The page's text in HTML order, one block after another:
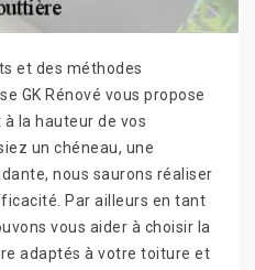
et des méthodes
GK Rénové vous propose
la hauteur de vos
un chéneau, une
nous saurons réaliser
Par ailleurs en tant
vous aider à choisir la
adaptés à votre toiture et